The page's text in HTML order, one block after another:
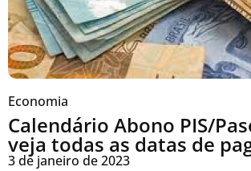
Economia
Calendário Abono PIS/
veja todas as datas de
3 de janeiro de 2023